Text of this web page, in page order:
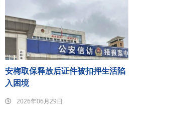
安梅取保释放后证件被扣押生活陷
入困境
2026年06月29日